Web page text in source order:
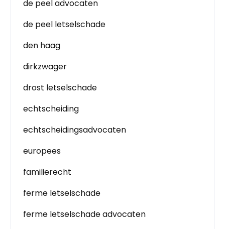
de peel advocaten
de peel letselschade
den haag
dirkzwager
drost letselschade
echtscheiding
echtscheidingsadvocaten
europees
familierecht
ferme letselschade
ferme letselschade advocaten